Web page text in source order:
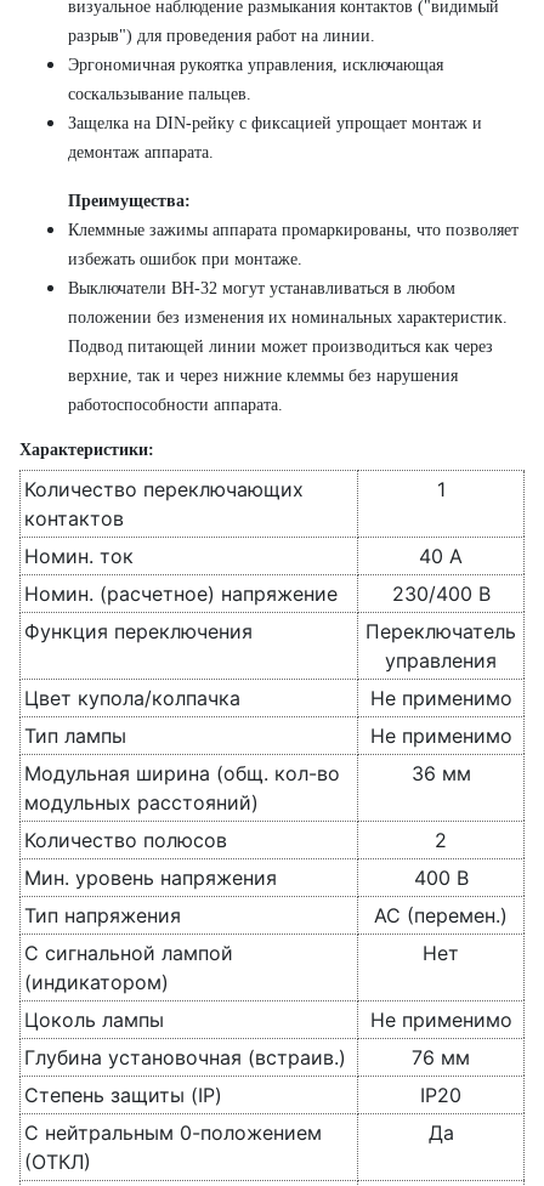
визуальное наблюдение размыкания контактов ("видимый
разрыв") для проведения работ на линии.
Эргономичная рукоятка управления, исключающая
соскальзывание пальцев.
Защелка на DIN-рейку с фиксацией упрощает монтаж и
демонтаж аппарата.
Преимущества:
Клеммные зажимы аппарата промаркированы, что позволяет
избежать ошибок при монтаже.
Выключатели ВН-32 могут устанавливаться в любом
положении без изменения их номинальных характеристик.
Подвод питающей линии может производиться как через
верхние, так и через нижние клеммы без нарушения
работоспособности аппарата.
Характеристики:
Количество переключающих
контактов
1
Номин. ток
40 А
Номин. (расчетное) напряжение
230/400 В
Функция переключения
Переключатель
управления
Цвет купола/колпачка
Не применимо
Тип лампы
Не применимо
Модульная ширина (общ. кол-во
модульных расстояний)
36 мм
Количество полюсов
2
Мин. уровень напряжения
400 В
Тип напряжения
AC (перемен.)
С сигнальной лампой
(индикатором)
Нет
Цоколь лампы
Не применимо
Глубина установочная (встраив.)
76 мм
Степень защиты (IP)
IP20
С нейтральным 0-положением
(ОТКЛ)
Да